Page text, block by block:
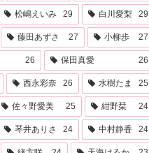
松嶋えいみ 29 白川愛梨 29
藤田あずさ 27 小柳歩 27
26 保田真愛 26
西永彩奈 26 水樹たま 25
佐々野愛美 25 紺野栞 24
琴井ありさ 24 中村静香 24